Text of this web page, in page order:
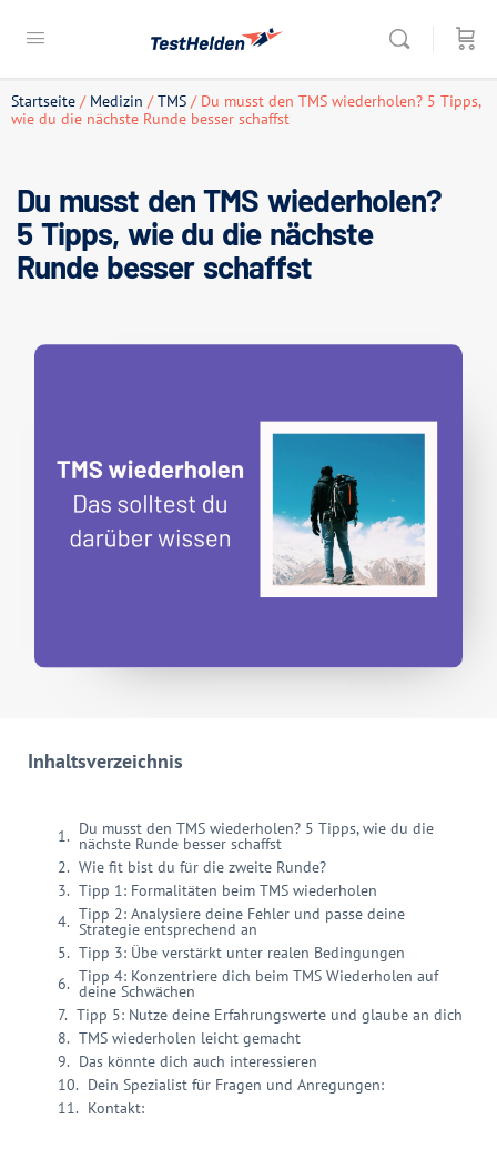
Startseite / Medizin /TMS / Du musst den TMS wiederholen? 5 Tipps,
wie du die nächste Runde besser schaffst
Du musst den TMS wiederholen?
5 Tipps, wie du die nächste
Runde besser schaffst
Inhaltsverzeichnis
Du musst den TMS wiederholen? 5 Tipps, wie du die
nächste Runde besser schaffst
Wie fit bist du für die zweite Runde?
Tipp 1: Formalitäten beim TMS wiederholen
Tipp 2: Analysiere deine Fehler und passe deine
Strategie entsprechend an
Tipp 3: Übe verstärkt unter realen Bedingungen
Tipp 4: Konzentriere dich beim TMS Wiederholen auf
deine Schwächen
Tipp 5: Nutze deine Erfahrungswerte und glaube an dich
TMS wiederholen leicht gemacht
Das könnte dich auch interessieren
Dein Spezialist für Fragen und Anregungen:
Kontakt: